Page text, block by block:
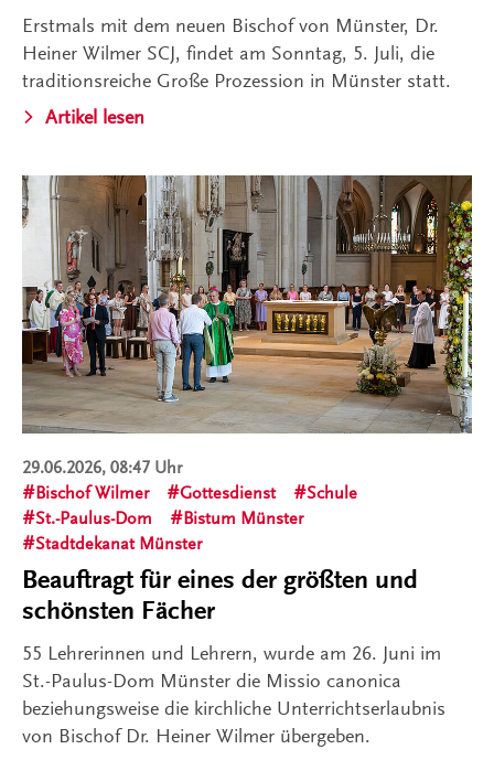
Erstmals mit dem neuen Bischof von Münster, Dr.
Heiner Wilmer SCJ, findet am Sonntag, 5. Juli, die
traditionsreiche Große Prozession in Münster statt.
Artikel lesen
29.06.2026, 08:47 Uhr
Bischof Wilmer
Gottesdienst
Schule
St.-Paulus-Dom
Bistum Münster
Stadtdekanat Münster
Beauftragt für eines der größten und
schönsten Fächer
55 Lehrerinnen und Lehrern, wurde am 26. Juni im
St.-Paulus-Dom Münster die Missio canonica
beziehungsweise die kirchliche Unterrichtserlaubnis
von Bischof Dr. Heiner Wilmer übergeben.